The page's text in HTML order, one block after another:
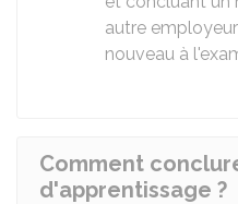
autre
nouveau à
Comment
d'apprentissage ?